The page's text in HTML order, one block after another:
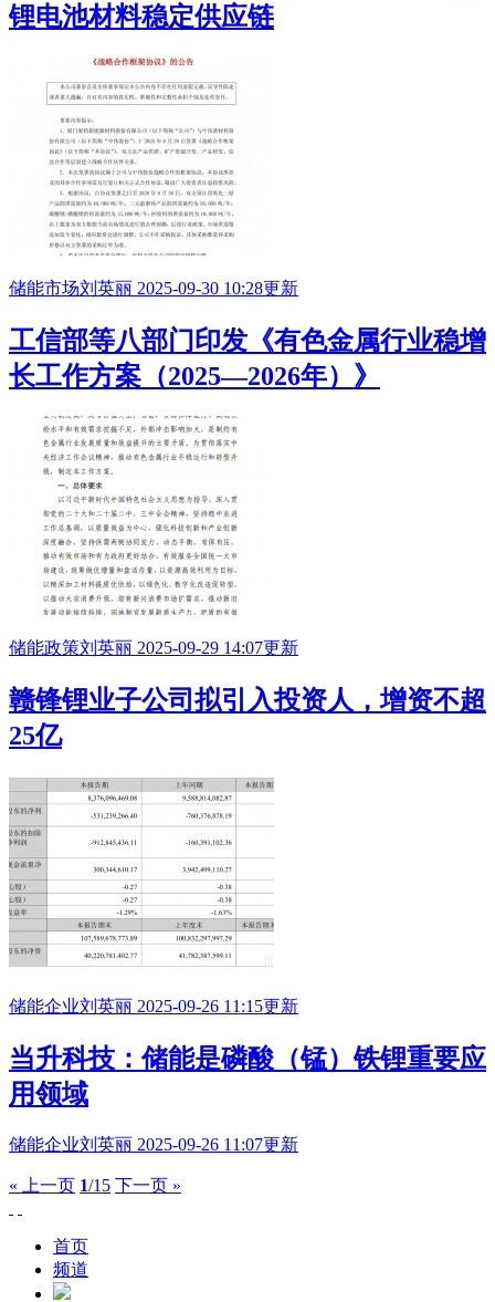
锂电池材料稳定供应链
储能市场刘英丽 2025-09-30 10:28更新
工信部等八部门印发《有色金属行业稳增
长工作方案（2025—2026年）》
储能政策刘英丽 2025-09-29 14:07更新
赣锋锂业子公司拟引入投资人，增资不超
25亿
储能企业刘英丽 2025-09-26 11:15更新
当升科技：储能是磷酸（锰）铁锂重要应
用领域
储能企业刘英丽 2025-09-26 11:07更新
« 上一页 1/15 下一页 »
首页
频道